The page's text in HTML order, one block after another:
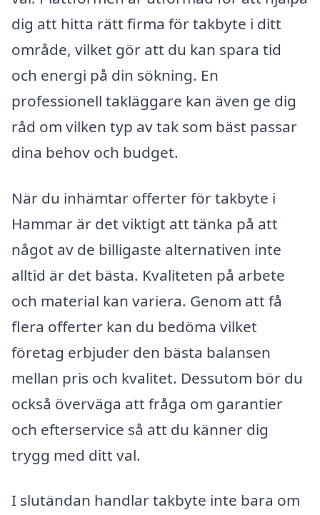
dig att hitta rätt firma för takbyte i ditt
område, vilket gör att du kan spara tid
och energi på din sökning. En
professionell takläggare kan även ge dig
råd om vilken typ av tak som bäst passar
dina behov och budget.
När du inhämtar offerter för takbyte i
Hammar är det viktigt att tänka på att
något av de billigaste alternativen inte
alltid är det bästa. Kvaliteten på arbete
och material kan variera. Genom att få
flera offerter kan du bedöma vilket
företag erbjuder den bästa balansen
mellan pris och kvalitet. Dessutom bör du
också överväga att fråga om garantier
och efterservice så att du känner dig
trygg med ditt val.
I slutändan handlar takbyte inte bara om